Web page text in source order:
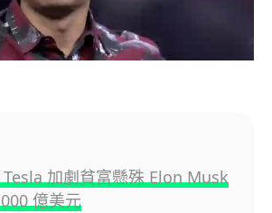
加劇貧富懸殊 Elon Musk
億美元